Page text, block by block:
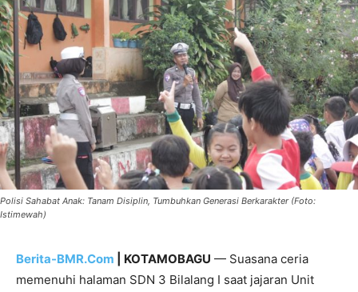
Polisi Sahabat Anak: Tanam Disiplin, Tumbuhkan Generasi Berkarakter (Foto:
Istimewah)
Berita-BMR.Com | KOTAMOBAGU — Suasana ceria
memenuhi halaman SDN 3 Bilalang I saat jajaran Unit